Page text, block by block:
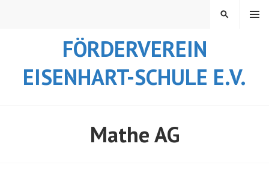
FÖRDERVEREIN
EISENHART-SCHULE E.V.
MENÜ
SUCHEN
Mathe AG